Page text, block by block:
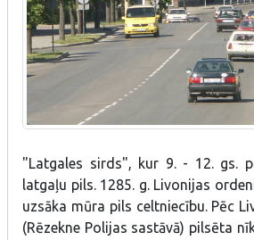
"Latgales sirds", kur 9. - 12. gs.
latgaļu pils. 1285. g. Livonijas
uzsāka mūra pils celtniecību. Pēc
(Rēzekne Polijas sastāvā) pilsēta